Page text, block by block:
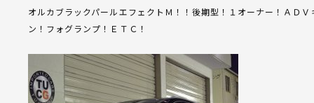
オルカブラックパールエフェクトＭ！！後期型！１オーナー！ＡＤ
ン！フォグランプ！ＥＴＣ！